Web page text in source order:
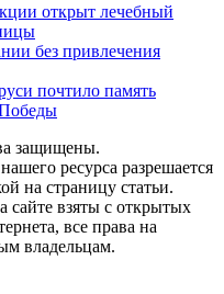
открыт лечебный
без привлечения
почтило память
защищены.
ресурса разрешается
на страницу статьи.
сайте взяты с открытых
все права на
владельцам.